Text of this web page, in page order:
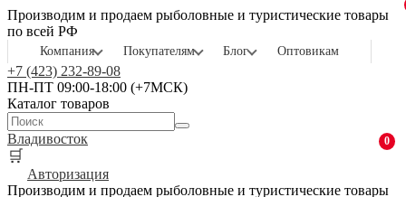
Производим и продаем рыболовные и туристические товары
по всей РФ
Компания Покупателям Блог Оптовикам
+7 (423) 232-89-08
ПН-ПТ 09:00-18:00 (+7МСК)
Каталог товаров
Владивосток
🛒
0
Авторизация
Производим и продаем рыболовные и туристические товары